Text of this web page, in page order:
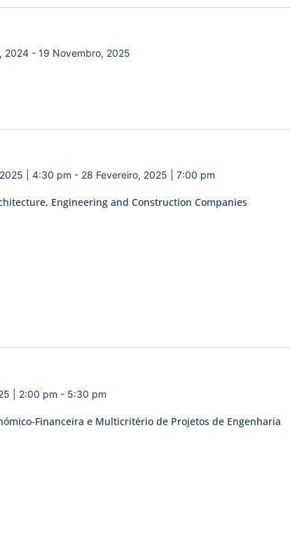
2024- 19 Novembro, 2025
Engineering and Construction Companies
| 4:30 pm - 28 Fevereiro, 2025 | 7:00 pm
Financeira e Multicritério de Projetos de Engenharia
| 2:00 pm - 5:30 pm